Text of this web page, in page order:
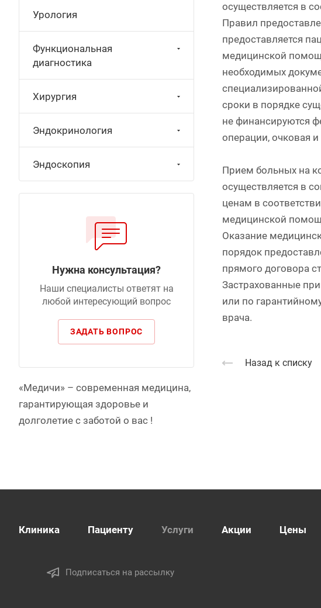
осуществляется в
Правил
предоставляется
медицинской
необходимых
сроки в порядке
не финансируются
операции, очковая
Прием больных на
осуществляется в
ценам в
медицинской
Оказание
порядок
прямого договора
Застрахованные
или по
врача.
Назад к списку
Урология
Функциональная
диагностика
Хирургия
Эндокринология
Эндоскопия
Нужна консультация?
Наши специалисты ответят на
любой интересующий вопрос
ЗАДАТЬ ВОПРОС
«Медичи» – современная медицина,
гарантирующая здоровье и
долголетие c заботой о вас !
Клиника Пациенту Услуги Акции Цены
Подписаться на рассылку